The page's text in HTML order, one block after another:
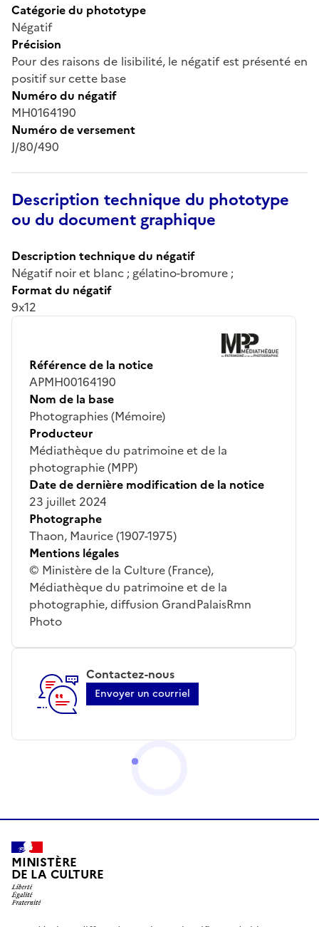
Catégorie du phototype
Négatif
Précision
Pour des raisons de lisibilité, le négatif est présenté en
positif sur cette base
Numéro du négatif
MH0164190
Numéro de versement
J/80/490
Description technique du phototype
ou du document graphique
Description technique du négatif
Négatif noir et blanc ; gélatino-bromure ;
Format du négatif
9x12
Référence de la notice
APMH00164190
Nom de la base
Photographies (Mémoire)
Producteur
Médiathèque du patrimoine et de la
photographie (MPP)
Date de dernière modification de la notice
23 juillet 2024
Photographe
Thaon, Maurice (1907-1975)
Mentions légales
© Ministère de la Culture (France),
Médiathèque du patrimoine et de la
photographie, diffusion GrandPalaisRmn
Photo
Contactez-nous
Envoyer un courriel
MINISTÈRE
DE LA CULTURE